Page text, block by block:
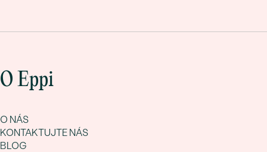
O Eppi
O NÁS
KONTAKTUJTE NÁS
BLOG